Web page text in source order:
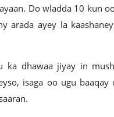
Do wladda 10 kun
arada ayey la
ka dhawaa jiyay in
isaga oo ugu baaqay